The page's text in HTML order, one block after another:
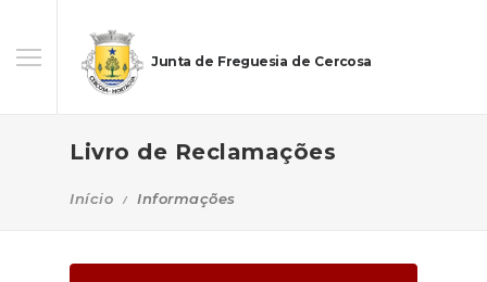
Junta de Freguesia de Cercosa
Livro de Reclamações
Início Informações